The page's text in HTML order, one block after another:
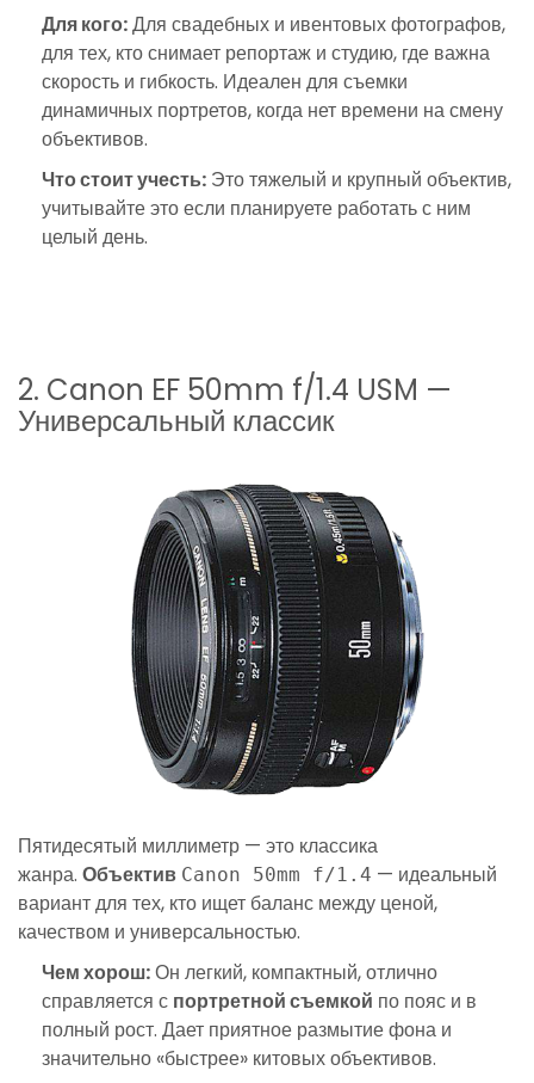
Для кого:Для свадебных и ивентовых фотографов,
для тех, кто снимает репортаж и студию, где важна
скорость и гибкость. Идеален для съемки
динамичных портретов, когда нет времени на смену
объективов.
Что стоит учесть: Это тяжелый и крупный объектив,
учитывайте это если планируете работать с ним
целый день.
2. Canon EF 50mm f/1.4 USM —
Универсальный классик
Пятидесятый миллиметр — это классика
жанра. Объектив Canon 50mm f/1.4 — идеальный
вариант для тех, кто ищет баланс между ценой,
качеством и универсальностью.
Чем хорош:Он легкий, компактный, отлично
справляется с портретной съемкой по пояс и в
полный рост. Дает приятное размытие фона и
значительно «быстрее» китовых объективов.